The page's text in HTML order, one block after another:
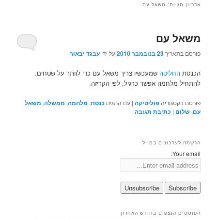
ארכיון תגיות: משאל עם
משאל עם
פורסם בתאריך23 בנובמבר 2010 על ידיעבגד יבאור
הכנסתהחליטה שמעכשיו צריך משאל עם כדי לוותר על שטחים.
להתחיל מלחמה אפשר כרגיל, לפי הקריזה.
פורסם בקטגוריה פוליטיקה |עם התגים כנסת, מלחמה, ממשלה, משאל
עם,שלום | כתיבת תגובה
הרשמה לעדכונים במייל
Your email:
הפוסטים הנצפים בחודש האחרון